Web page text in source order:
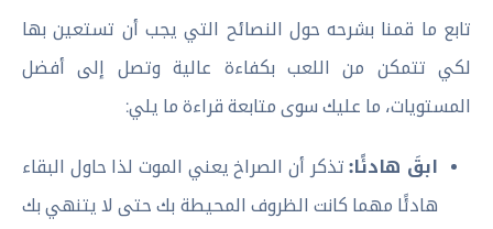
تابع ما قمنا بشرحه حول النصائح التي يجب أن تستعين بها
لكي تتمكن من اللعب بكفاءة عالية وتصل إلى أفضل
المستويات، ما عليك سوى متابعة قراءة ما يلي:
ابقَ هادئًا:تذكر أن الصراخ يعني الموت لذا حاول البقاء
هادئًا مهما كانت الظروف المحيطة بك حتى لا يتنهي بك